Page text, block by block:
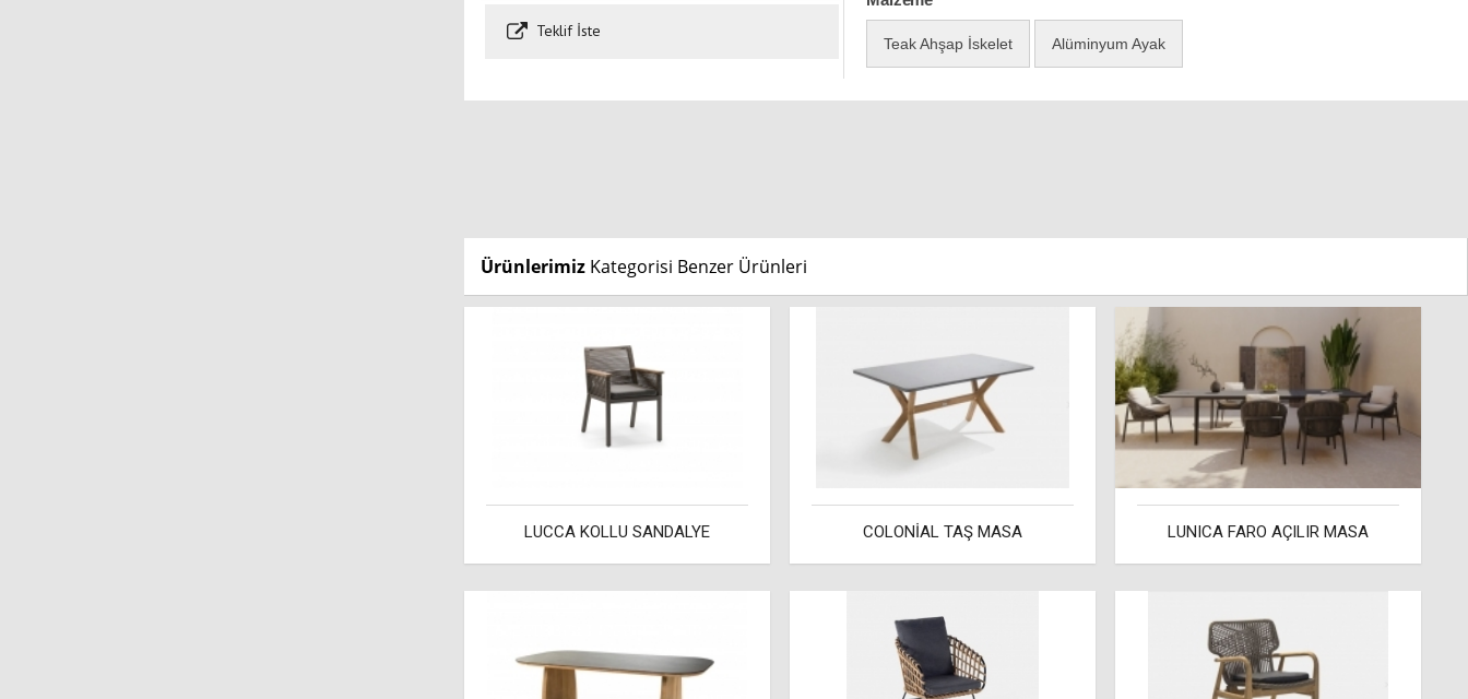
Teklif İste
Teak Ahşap İskelet Alüminyum Ayak
Ürünlerimiz Kategorisi Benzer Ürünleri
LUCCA KOLLU SANDALYE COLONİAL TAŞ MASA LUNICA FARO AÇILIR MASA